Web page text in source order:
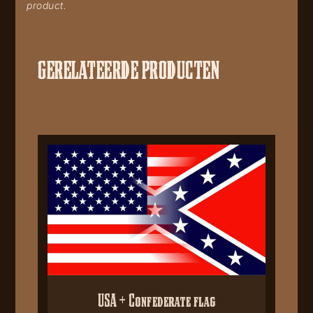
product.
GERELATEERDE PRODUCTEN
USA + Confederate flag